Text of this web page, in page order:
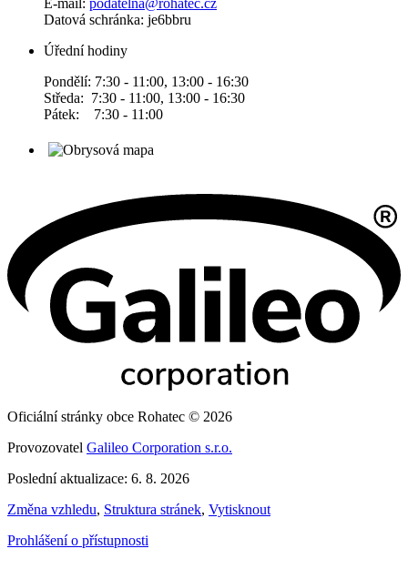
E-mail: podatelna@rohatec.cz
Datová schránka: je6bbru
Úřední hodiny
Pondělí: 7:30 - 11:00, 13:00 - 16:30
Středa: 7:30 - 11:00, 13:00 - 16:30
Pátek: 7:30 - 11:00
Oficiální stránky obce Rohatec © 2026
Provozovatel Galileo Corporation s.r.o.
Poslední aktualizace: 6. 8. 2026
Změna vzhledu, Struktura stránek, Vytisknout
Prohlášení o přístupnosti